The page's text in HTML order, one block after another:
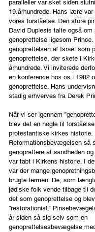
paralleller var sket siden
19.århundrede. Hans lære var
vores forståelse. Den store
David Duplesis talte også om
genoprettelse ligesom Prince.
genoprettelsen af Israel som
genoprettelse, der skete i
århundrede. Vi inviterede
en konference hos os i 1982
genoprettelse. Hans
stadig erhverves fra Derek
Når vi ser igennem
blev det en nøgle til
protestantiske kirkes historie.
Reformationsbevægelsen så
genoprettere af sandheden
var tabt i Kirkens historie. I
var der mange
brugte termen. De, som
jødiske folk vende tilbage til
det som genoprettelse og
”restorationist.”
år siden så sig selv som en
genoprettelsesbevægelse